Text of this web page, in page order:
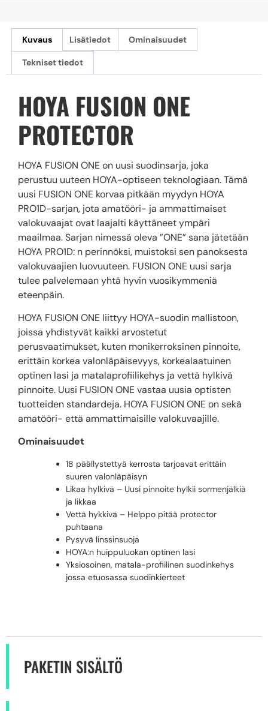
Kuvaus Lisätiedot Ominaisuudet
Tekniset tiedot
HOYA FUSION ONE
PROTECTOR
HOYA FUSION ONE on uusi suodinsarja, joka
perustuu uuteen HOYA-optiseen teknologiaan. Tämä
uusi FUSION ONE korvaa pitkään myydyn HOYA
PRO1D-sarjan, jota amatööri- ja ammattimaiset
valokuvaajat ovat laajalti käyttäneet ympäri
maailmaa. Sarjan nimessä oleva ”ONE” sana jätetään
HOYA PRO1D: n perinnöksi, muistoksi sen panoksesta
valokuvaajien luovuuteen. FUSION ONE uusi sarja
tulee palvelemaan yhtä hyvin vuosikymmeniä
eteenpäin.
HOYA FUSION ONE liittyy HOYA-suodin mallistoon,
joissa yhdistyvät kaikki arvostetut
perusvaatimukset, kuten monikerroksinen pinnoite,
erittäin korkea valonläpäisevyys, korkealaatuinen
optinen lasi ja matalaprofiilikehys ja vettä hylkivä
pinnoite. Uusi FUSION ONE vastaa uusia optisten
tuotteiden standardeja. HOYA FUSION ONE on sekä
amatööri- että ammattimaisille valokuvaajille.
Ominaisuudet
18 päällystettyä kerrosta tarjoavat erittäin
suuren valonläpäisyn
Likaa hylkivä – Uusi pinnoite hylkii sormenjälkiä
ja likkaa
Vettä hykkivä – Helppo pitää protector
puhtaana
Pysyvä linssinsuoja
HOYA:n huippuluokan optinen lasi
Yksiosoinen, matala-profiilinen suodinkehys
jossa etuosassa suodinkierteet
PAKETIN SISÄLTÖ